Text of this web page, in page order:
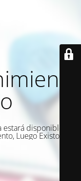
disponible muy
Luego Existo.